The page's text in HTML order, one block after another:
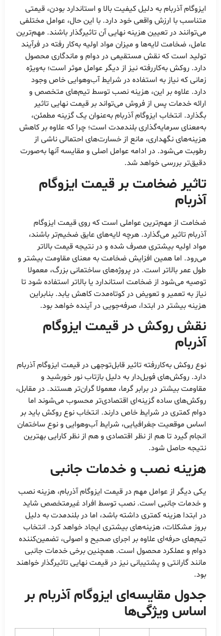
ایزوگام آذربام به دلیل کیفیت بالا و استاندارد بودن، قیمتی
متناسب با ارزش واقعی خود دارد. با این حال، عوامل مختلفی
می‌توانند در تعیین هزینه نهایی آن تاثیرگذار باشند. مهم‌ترین
عامل، ضخامت لایه‌ها و میزان مواد اولیه به‌کار رفته در فرآیند
تولید است که نقش مستقیمی در دوام و ماندگاری محصول
دارد. روکش به‌کاررفته نیز از دیگر عوامل موثر است؛ به‌ویژه
زمانی که نیاز به استفاده در شرایط آب‌وهوایی خاص وجود
دارد. علاوه بر این، هزینه نصب توسط تیم‌های متخصص و
ارائه خدمات پس از فروش می‌تواند بر قیمت نهایی تاثیر
بگذارد. انتخاب ایزوگام آذربام به‌عنوان یک گزینه مطمئن،
به‌معنای سرمایه‌گذاری بلندمدت است؛ چرا که علاوه بر کاهش
هزینه‌های نگهداری، مانع از خسارت‌های احتمالی ناشی از
رطوبت می‌شود. در ادامه عوامل اصلی و مقایسه آنها به‌صورت
دقیق‌تر بررسی خواهد شد.
تاثیر ضخامت بر قیمت ایزوگام
آذربام
ضخامت از مهم‌ترین عواملی است که روی قیمت ایزوگام
آذربام تاثیر می‌گذارد. هرچه لایه‌های عایق ضخیم‌تر باشند،
مواد اولیه بیشتری مصرف شده و در نتیجه قیمت بالاتر
می‌رود. اما همین افزایش ضخامت به معنای مقاومت بیشتر و
طول عمر بالاتر است. در پروژه‌های ساختمانی بزرگ، معمولا
توصیه می‌شود از ضخامت استاندارد یا بالاتر استفاده شود تا
نیاز به تعمیر و تعویض در کوتاه‌مدت کاهش یابد. بنابراین
هزینه بیشتر در ابتدا، صرفه‌جویی در آینده خواهد بود.
نقش روکش در قیمت ایزوگام
آذربام
نوع روکش به‌کاررفته تاثیر قابل‌توجهی در قیمت ایزوگام آذربام
دارد. روکش‌های فویل‌دار به دلیل بازتاب نور خورشید و
مقاومت بیشتر در برابر گرما، معمولا گران‌تر هستند. در مقابل،
روکش‌های ساده گزینه‌ای اقتصادی‌تر محسوب می‌شوند اما
دوام کمتری در شرایط خاص دارند. انتخاب نوع روکش باید بر
اساس موقعیت جغرافیایی، شرایط آب‌وهوایی و نوع ساختمان
انجام گیرد تا هم از نظر اقتصادی و هم از نظر کارایی بهترین
نتیجه حاصل شود.
هزینه نصب و خدمات جانبی
یکی دیگر از عوامل مهم در قیمت ایزوگام آذربام، هزینه نصب
و خدمات جانبی است. نصب توسط افراد غیرمتخصص شاید
در ابتدا هزینه کمتری داشته باشد، اما در بلندمدت به دلیل
بروز مشکلات، هزینه‌های بیشتری ایجاد خواهد کرد. انتخاب
تیم‌های حرفه‌ای علاوه بر اجرای صحیح و اصولی، تضمین‌کننده
دوام و عملکرد محصول است. همچنین برخی خدمات جانبی
مانند گارانتی و پشتیبانی نیز در قیمت نهایی تاثیرگذار خواهند
بود.
جدول مقایسه‌ای ایزوگام آذربام بر
اساس ویژگی‌ها